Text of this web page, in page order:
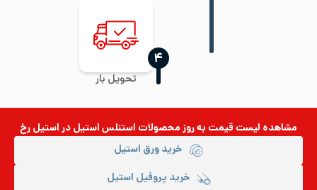
تحویل بار
‍۴
مشاهده لیست قیمت به روزمحصولات استنلس استیلدر استیل رخ
خرید ورق استیل
خرید پروفیل استیل